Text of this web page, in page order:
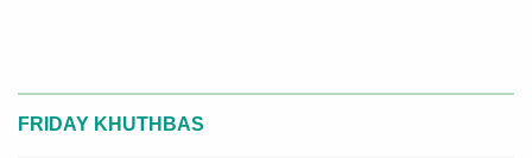
FRIDAY KHUTHBAS